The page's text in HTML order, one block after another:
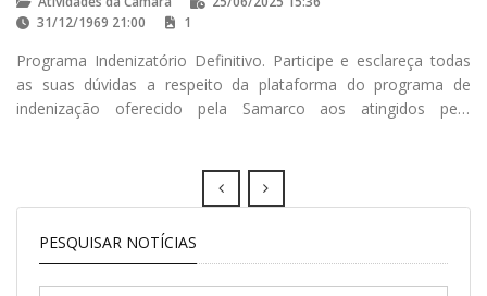
31/12/1969 21:00
1
Programa Indenizatório Definitivo. Participe e esclareça todas
as suas dúvidas a respeito da plataforma do programa de
indenização oferecido pela Samarco aos atingidos pelo
Prev Next
PESQUISAR NOTÍCIAS